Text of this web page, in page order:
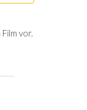
vor.